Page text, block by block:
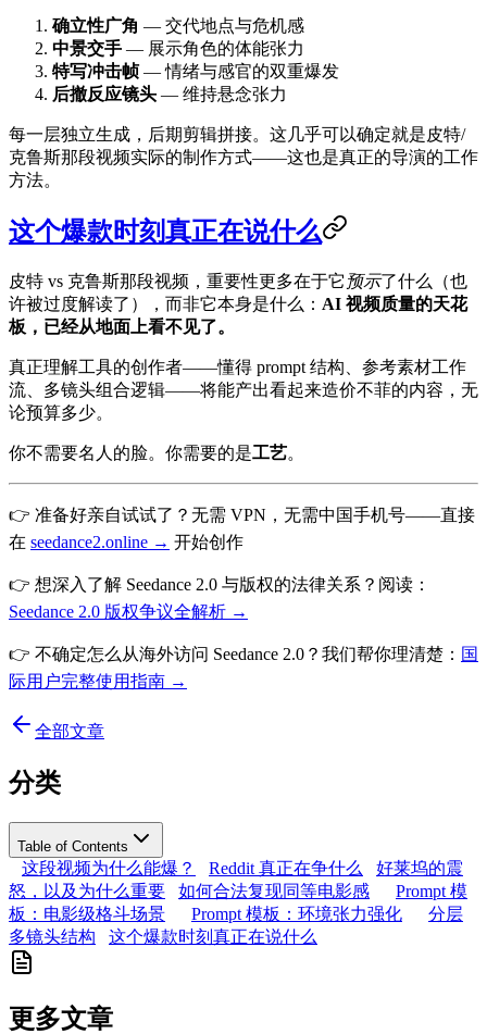
确立性广角 — 交代地点与危机感
中景交手 — 展示角色的体能张力
特写冲击帧— 情绪与感官的双重爆发
后撤反应镜头 — 维持悬念张力
每一层独立生成，后期剪辑拼接。这几乎可以确定就是皮特/
克鲁斯那段视频实际的制作方式——这也是真正的导演的工作
方法。
这个爆款时刻真正在说什么
皮特 vs 克鲁斯那段视频，重要性更多在于它 预示了什么（也
许被过度解读了），而非它本身是什么： AI 视频质量的天花
板，已经从地面上看不见了。
真正理解工具的创作者——懂得 prompt 结构、参考素材工作
流、多镜头组合逻辑——将能产出看起来造价不菲的内容，无
论预算多少。
你不需要名人的脸。你需要的是工艺。
👉 准备好亲自试试了？无需 VPN，无需中国手机号——直接
在 seedance2.online → 开始创作
👉 想深入了解 Seedance 2.0 与版权的法律关系？阅读：
Seedance 2.0 版权争议全解析 →
👉 不确定怎么从海外访问 Seedance 2.0？我们帮你理清楚： 国
际用户完整使用指南 →
全部文章
分类
Table of Contents
这段视频为什么能爆？ Reddit 真正在争什么
好莱坞的震
怒，以及为什么重要
如何合法复现同等电影感
Prompt 模
板：电影级格斗场景
Prompt 模板：环境张力强化
分层
多镜头结构
这个爆款时刻真正在说什么
更多文章